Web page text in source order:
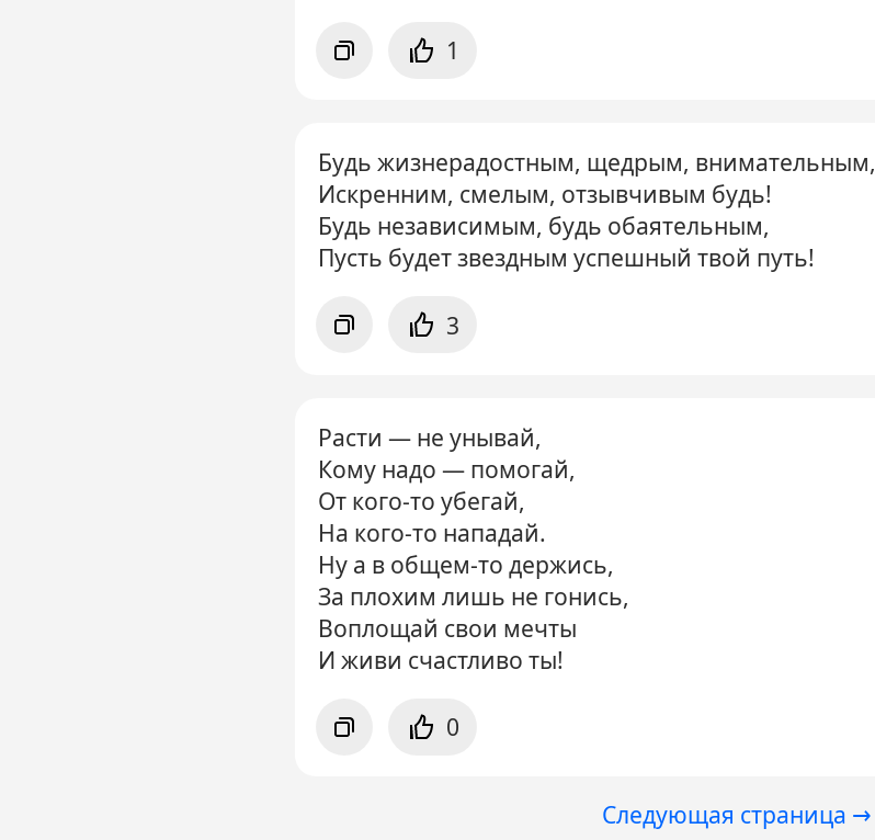
1
Будь жизнерадостным, щедрым, внимательным,
Искренним, смелым, отзывчивым будь!
Будь независимым, будь обаятельным,
Пусть будет звездным успешный твой путь!
3
Расти — не унывай,
Кому надо — помогай,
От кого-то убегай,
На кого-то нападай.
Ну а в общем-то держись,
За плохим лишь не гонись,
Воплощай свои мечты
И живи счастливо ты!
0
Следующая
Следующая страница →